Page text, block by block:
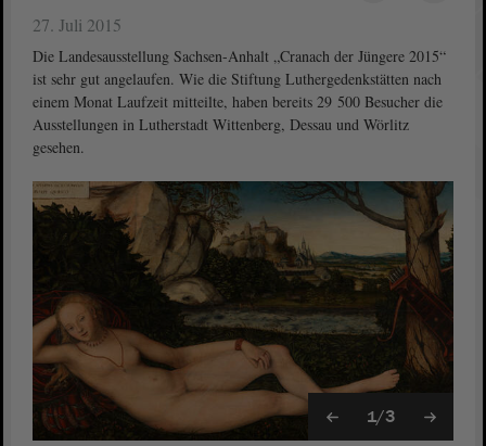
27. Juli 2015
Die Landesausstellung Sachsen-Anhalt „Cranach der Jüngere 2015“
ist sehr gut angelaufen. Wie die Stiftung Luthergedenkstätten nach
einem Monat Laufzeit mitteilte, haben bereits 29 500 Besucher die
Ausstellungen in Lutherstadt Wittenberg, Dessau und Wörlitz
gesehen.
1/3